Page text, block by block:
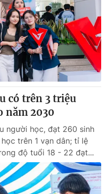
video
Thể thao
có trên 3 triệu
năm 2030
người học, đạt 260 sinh
trên 1 vạn dân; tỉ lệ
độ tuổi 18 - 22 đạt...